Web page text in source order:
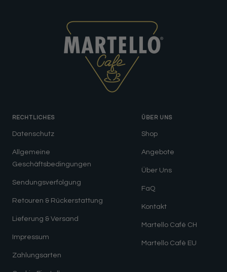
RECHTLICHES
Datenschutz
Allgemeine
Geschäftsbedingungen
Sendungsverfolgung
Retouren & Rückerstattung
Lieferung & Versand
Impressum
Zahlungsarten
ÜBER UNS
Shop
Angebote
Über Uns
FaQ
Kontakt
Martello Café CH
Martello Cafè EU